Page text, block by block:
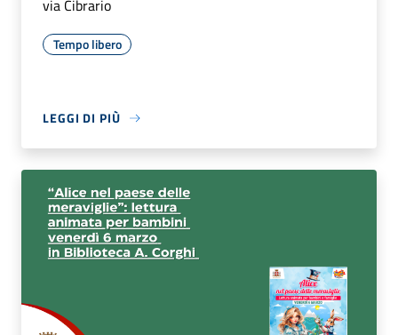
via Cibrario
Tempo libero
LEGGI DI PIÙ